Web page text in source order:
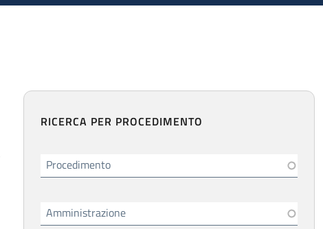
RICERCA PER PROCEDIMENTO
Procedimento
Amministrazione